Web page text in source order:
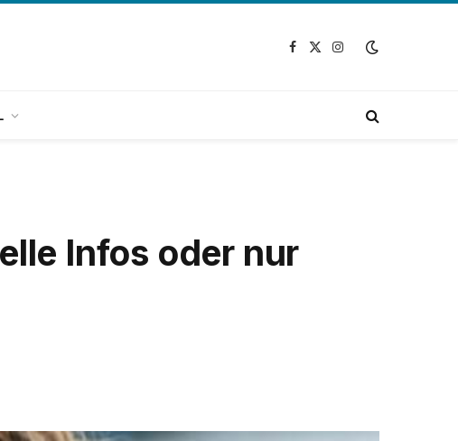
Facebook
X
Instagram
Infos oder nur